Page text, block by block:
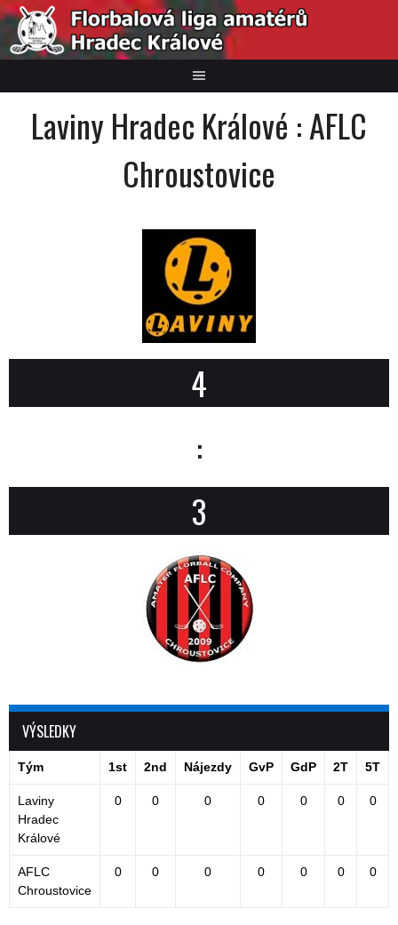
Skip
content
Laviny Hradec Králové : AFLC
Chroustovice
4
:
3
VÝSLEDKY
Tým 1st 2nd Nájezdy GvP GdP 2T 5T
Laviny
Hradec
Králové
0 0 0 0 0 0 0
AFLC
Chroustovice
0 0 0 0 0 0 0